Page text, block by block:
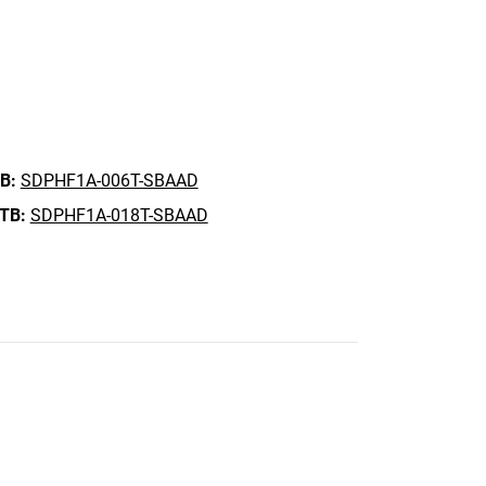
SDPHF1A-006T-SBAAD
SDPHF1A-018T-SBAAD